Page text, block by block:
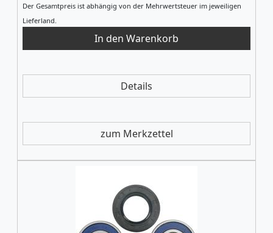
Der Gesamtpreis ist abhängig von der Mehrwertsteuer im jeweiligen
Lieferland.
Details
zum Merkzettel